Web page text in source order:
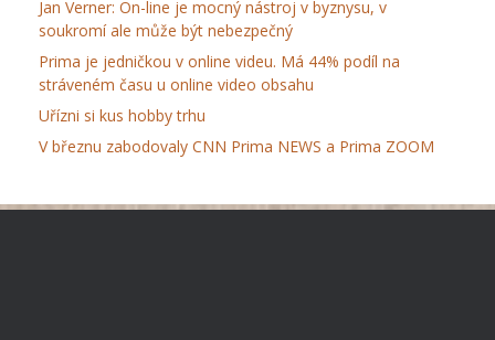
Jan Verner: On-line je mocný nástroj v byznysu, v
soukromí ale může být nebezpečný
Prima je jedničkou v online videu. Má 44% podíl na
stráveném času u online video obsahu
Uřízni si kus hobby trhu
V březnu zabodovaly CNN Prima NEWS a Prima ZOOM